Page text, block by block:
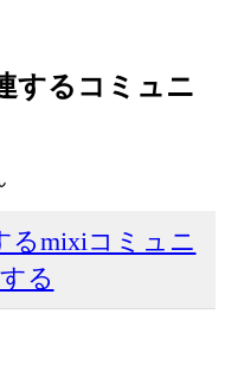
するコミュニ
るmixiコミュニ
る